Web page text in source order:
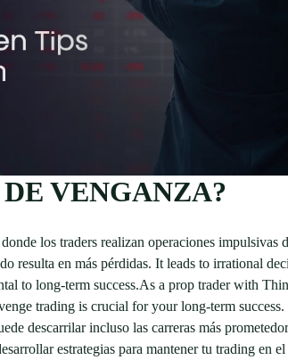
VENGANZA?
los traders realizan operaciones impulsivas
resulta en más pérdidas. It leads to irrational
to long-term success.As a prop trader with
trading is crucial for your long-term
descarrilar incluso las carreras más
estrategias para mantener tu trading en